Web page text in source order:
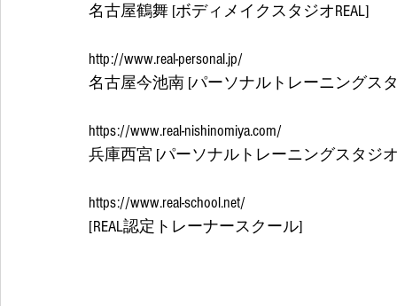
名古屋鶴舞 [ボディメイクスタジオREAL]
http://www.real-personal.jp/
名古屋今池南 [パーソナルトレーニングスタ
https://www.real-nishinomiya.com/
兵庫西宮 [パーソナルトレーニングスタジオ
https://www.real-school.net/
[REAL認定トレーナースクール]